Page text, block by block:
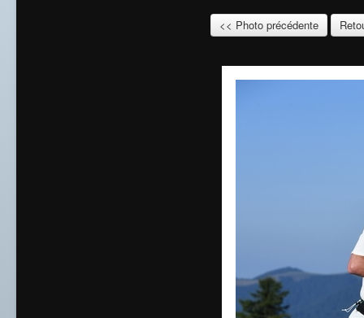
<< Photo précédente